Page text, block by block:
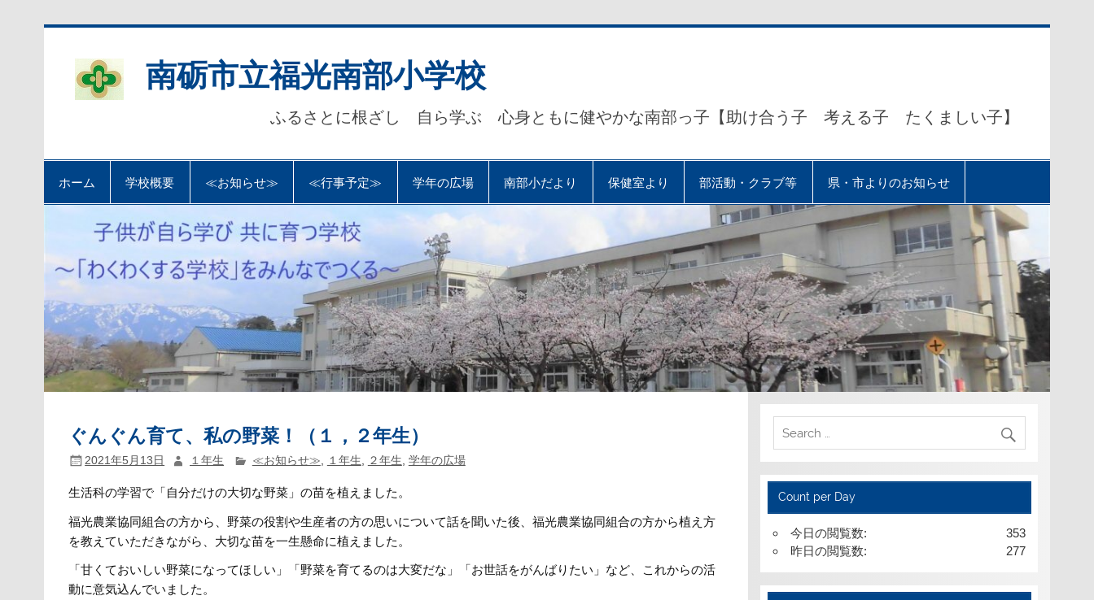
南砺市立福光南部小学校
ふるさとに根ざし 自ら学ぶ 心身ともに健やかな南部っ子【助け合う子 考える子 たくましい子】
ホーム 学校概要 ≪お知らせ≫ ≪行事予定≫ 学年の広場 南部小だより 保健室より 部活動・クラブ等 県・市よりのお知らせ
ぐんぐん育て、私の野菜！（１，２年生）
2021年5月13日 １年生 ≪お知らせ≫ １年生 ２年生 学年の広場
生活科の学習で「自分だけの大切な野菜」の苗を植えました。
福光農業協同組合の方から、野菜の役割や生産者の方の思いについて話を聞いた後、福光農業協同組合の方から植え方
を教えていただきながら、大切な苗を一生懸命に植えました。
「甘くておいしい野菜になってほしい」「野菜を育てるのは大変だな」「お世話をがんばりたい」など、これからの活
動に意気込んでいました。
Count per Day
353
今日の閲覧数:
277
昨日の閲覧数: